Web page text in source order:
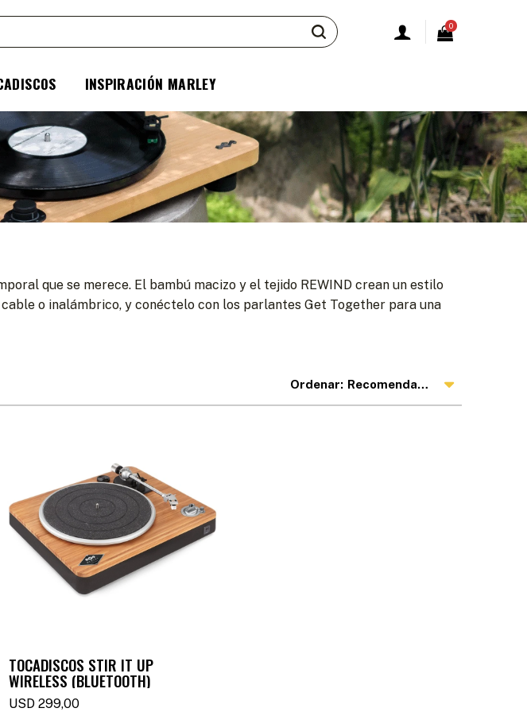
INSPIRACIÓN MARLEY
0
que se merece. El bambú macizo y el tejido REWIND crean un estilo
o inalámbrico, y conéctelo con los parlantes Get Together para una
Recomendados
TOCADISCOS STIR IT UP
WIRELESS (BLUETOOTH)
USD 299,00